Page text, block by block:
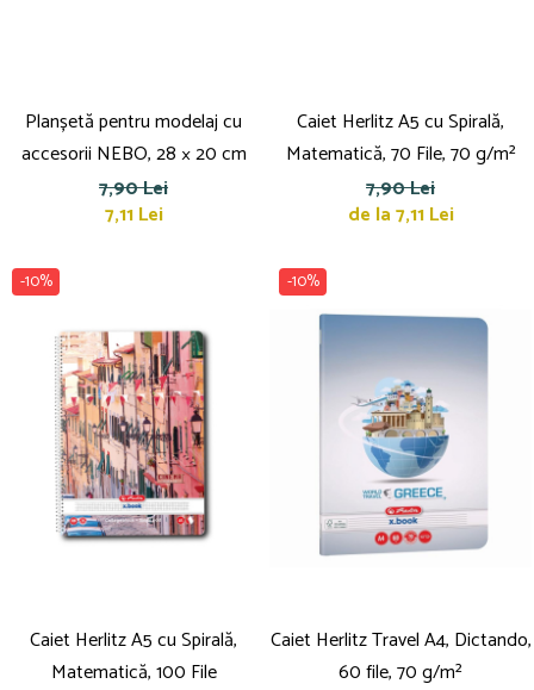
Planșetă pentru modelaj cu
accesorii NEBO, 28 × 20 cm
7,90 Lei
7,11 Lei
Caiet Herlitz A5 cu Spirală,
Matematică, 70 File, 70 g/m²
7,90 Lei
de la 7,11 Lei
-10%
Caiet Herlitz A5 cu Spirală,
Matematică, 100 File
-10%
Caiet Herlitz Travel A4, Dictando,
60 file, 70 g/m²